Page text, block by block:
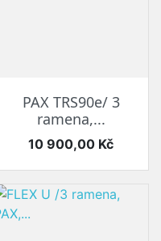
PAX TRS90e/ 3
ramena,...
Cena
10 900,00 Kč